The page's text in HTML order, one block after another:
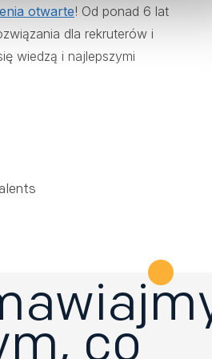
otwarte! Od ponad 6 lat
dla rekruterów i
wiedzą i najlepszymi
co